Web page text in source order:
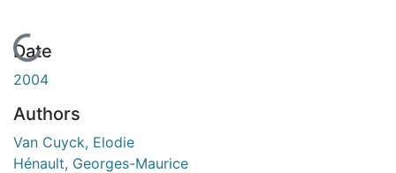
En cours de chargement...
Date
2004
Authors
Van Cuyck, Elodie
Hénault, Georges-Maurice